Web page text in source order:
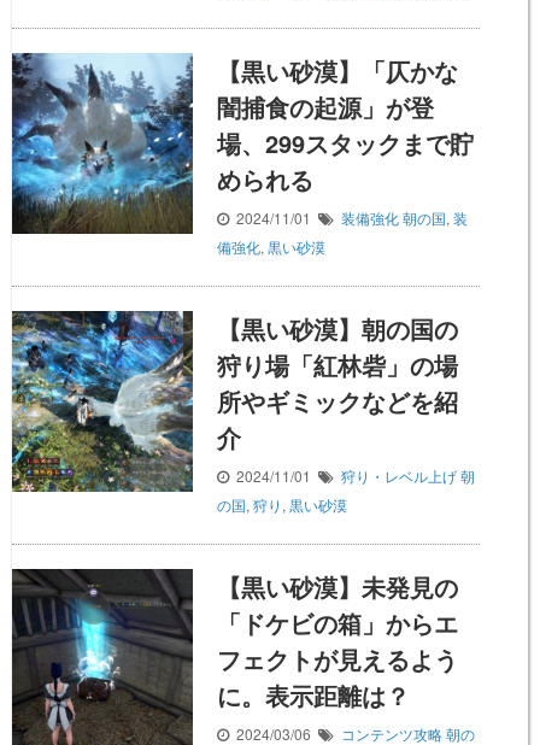
【黒い砂漠】「仄かな
闇捕食の起源」が登
場、299スタックまで貯
められる
2024/11/01 装備強化朝の国, 装
備強化, 黒い砂漠
【黒い砂漠】朝の国の
狩り場「紅林砦」の場
所やギミックなどを紹
介
2024/11/01 狩り・レベル上げ朝
の国, 狩り , 黒い砂漠
【黒い砂漠】未発見の
「ドケビの箱」からエ
フェクトが見えるよう
に。表示距離は？
2024/03/06 コンテンツ攻略朝の